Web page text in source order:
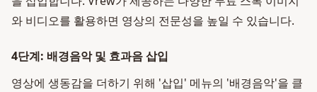
와 비디오를 활용하면 영상의 전문성을 높일 수 있습니다.
4단계: 배경음악 및 효과음 삽입
영상에 생동감을 더하기 위해 '삽입' 메뉴의 '배경음악'을 클